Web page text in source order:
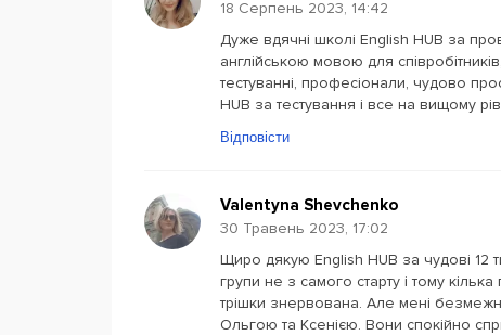
18 Серпень 2023, 14:42
Дуже вдячні школі English HUB за
англійською мовою для
тестуванні, професіонали, чудово
HUB за тестування і все на вищому
Відповісти
Valentyna Shevchenko
30 Травень 2023, 17:02
Щиро дякую English HUB за чудові 12
групи не з самого старту і тому
трішки знервована. Але мені
Ольгою та Ксенією. Вони спокійно